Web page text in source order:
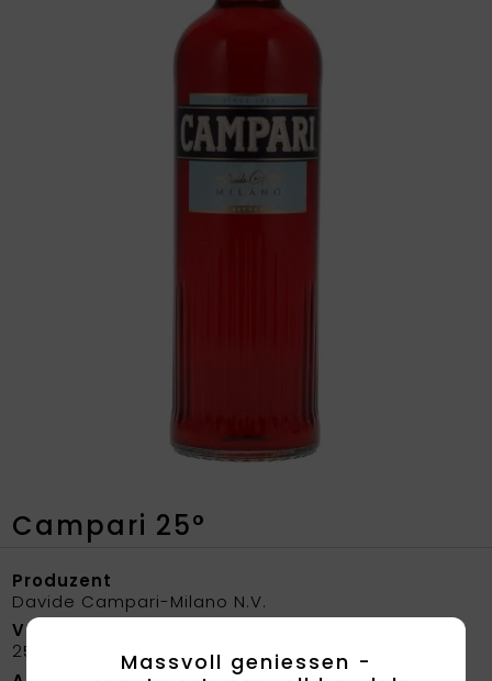
Campari 25°
Produzent
Davide Campari-Milano N.V.
Volumen
25%
Massvoll geniessen -